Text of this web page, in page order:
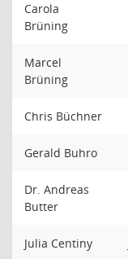
Carola
Brüning
Marcel
Brüning
Chris Büchner
Gerald Buhro
Dr. Andreas
Butter
Julia Centiny